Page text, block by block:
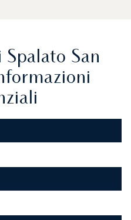
San